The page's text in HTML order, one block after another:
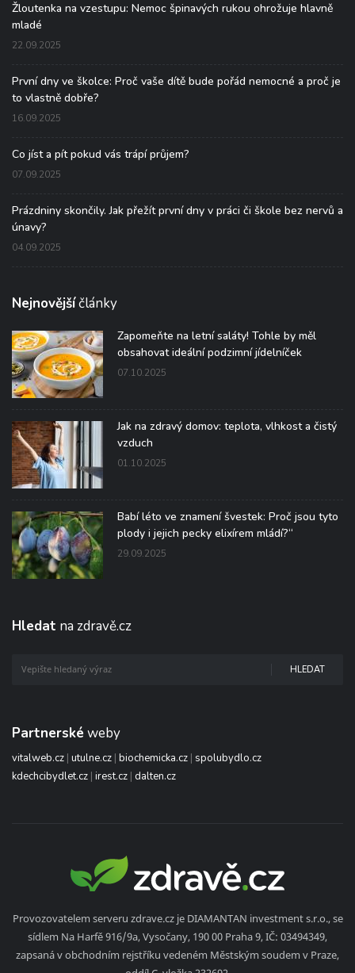
Žloutenka na vzestupu: Nemoc špinavých rukou ohrožuje hlavně
mladé
22.09.2025
První dny ve školce: Proč vaše dítě bude pořád nemocné a proč je
to vlastně dobře?
16.09.2025
Co jíst a pít pokud vás trápí průjem?
07.09.2025
Prázdniny skončily. Jak přežít první dny v práci či škole bez nervů a
únavy?
04.09.2025
Nejnovějšíčlánky
Zapomeňte na letní saláty! Tohle by měl
obsahovat ideální podzimní jídelníček
07.10.2025
Jak na zdravý domov: teplota, vlhkost a čistý
vzduch
01.10.2025
Babí léto ve znamení švestek: Proč jsou tyto
plody i jejich pecky elixírem mládí?“
29.09.2025
Hledat na zdravě.cz
HLEDAT
Partnerské weby
vitalweb.cz | utulne.cz | biochemicka.cz | spolubydlo.cz
kdechcibydlet.cz | irest.cz | dalten.cz
Provozovatelem serveru zdrave.cz je DIAMANTAN investment s.r.o., se
sídlem Na Harfě 916/9a, Vysočany, 190 00 Praha 9, IČ: 03494349,
zapsaná v obchodním rejstříku vedeném Městským soudem v Praze,